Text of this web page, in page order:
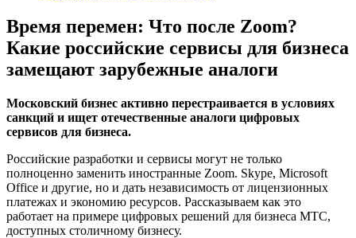
Время перемен: Что после Zoom?
Какие российские сервисы для бизнеса
замещают зарубежные аналоги
Московский бизнес активно перестраивается в условиях
санкций и ищет отечественные аналоги цифровых
сервисов для бизнеса.
Российские разработки и сервисы могут не только
полноценно заменить иностранные Zoom. Skype, Microsoft
Office и другие, но и дать независимость от лицензионных
платежах и экономию ресурсов. Рассказываем как это
работает на примере цифровых решений для бизнеса МТС,
доступных столичному бизнесу.